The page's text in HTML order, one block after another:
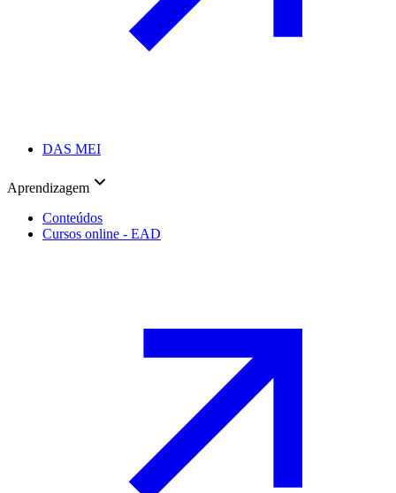
DAS MEI
Aprendizagem
Conteúdos
Cursos online - EAD